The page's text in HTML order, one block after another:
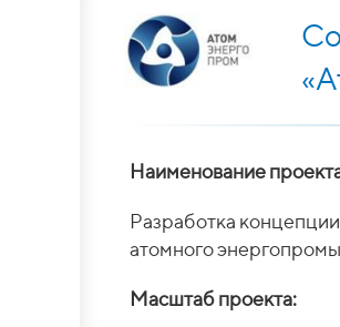
Наименование
Разработка
атомного
Масштаб проекта: